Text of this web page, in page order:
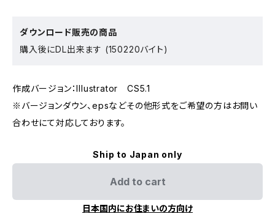
ダウンロード販売の商品
購入後にDL出来ます (150220バイト)
作成バージョン：Illustrator CS5.1
※バージョンダウン、epsなどその他形式をご希望の方はお問い
合わせにて対応しております。
Ship to Japan only
Add to cart
日本国内にお住まいの方向け